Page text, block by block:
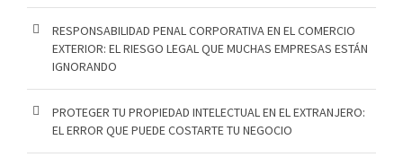
RESPONSABILIDAD PENAL CORPORATIVA EN EL COMERCIO
EXTERIOR: EL RIESGO LEGAL QUE MUCHAS EMPRESAS ESTÁN
IGNORANDO
PROTEGER TU PROPIEDAD INTELECTUAL EN EL EXTRANJERO:
EL ERROR QUE PUEDE COSTARTE TU NEGOCIO